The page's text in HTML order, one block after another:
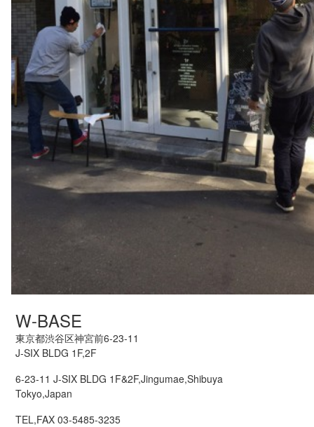
W-BASE
東京都渋谷区神宮前6-23-11
J-SIX BLDG 1F,2F
6-23-11 J-SIX BLDG 1F&2F,Jingumae,Shibuya
Tokyo,Japan
TEL,FAX 03-5485-3235